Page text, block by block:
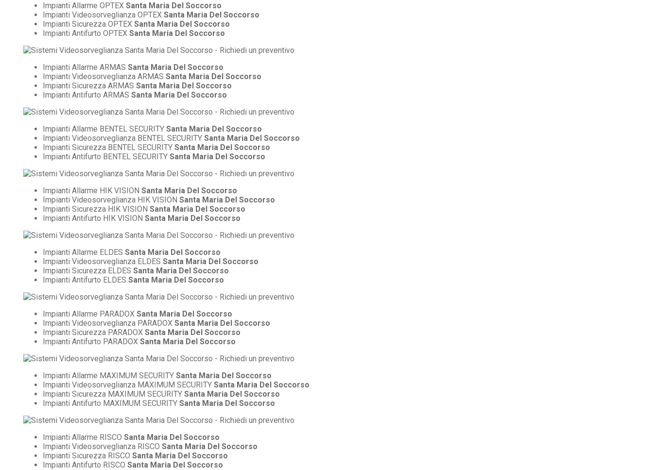
Impianti Allarme OPTEX Santa Maria Del Soccorso
Impianti Videosorveglianza OPTEX Santa Maria Del Soccorso
Impianti Sicurezza OPTEX Santa Maria Del Soccorso
Impianti Antifurto OPTEX Santa Maria Del Soccorso
Impianti Allarme ARMAS Santa Maria Del Soccorso
Impianti Videosorveglianza ARMAS Santa Maria Del Soccorso
Impianti Sicurezza ARMAS Santa Maria Del Soccorso
Impianti Antifurto ARMAS Santa Maria Del Soccorso
Impianti Allarme BENTEL SECURITY Santa Maria Del Soccorso
Impianti Videosorveglianza BENTEL SECURITY Santa Maria Del Soccorso
Impianti Sicurezza BENTEL SECURITY Santa Maria Del Soccorso
Impianti Antifurto BENTEL SECURITY Santa Maria Del Soccorso
Impianti Allarme HIK VISION Santa Maria Del Soccorso
Impianti Videosorveglianza HIK VISION Santa Maria Del Soccorso
Impianti Sicurezza HIK VISION Santa Maria Del Soccorso
Impianti Antifurto HIK VISION Santa Maria Del Soccorso
Impianti Allarme ELDES Santa Maria Del Soccorso
Impianti Videosorveglianza ELDES Santa Maria Del Soccorso
Impianti Sicurezza ELDES Santa Maria Del Soccorso
Impianti Antifurto ELDES Santa Maria Del Soccorso
Impianti Allarme PARADOX Santa Maria Del Soccorso
Impianti Videosorveglianza PARADOX Santa Maria Del Soccorso
Impianti Sicurezza PARADOX Santa Maria Del Soccorso
Impianti Antifurto PARADOX Santa Maria Del Soccorso
Impianti Allarme MAXIMUM SECURITY Santa Maria Del Soccorso
Impianti Videosorveglianza MAXIMUM SECURITY Santa Maria Del Soccorso
Impianti Sicurezza MAXIMUM SECURITY Santa Maria Del Soccorso
Impianti Antifurto MAXIMUM SECURITY Santa Maria Del Soccorso
Impianti Allarme RISCO Santa Maria Del Soccorso
Impianti Videosorveglianza RISCO Santa Maria Del Soccorso
Impianti Sicurezza RISCO Santa Maria Del Soccorso
Impianti Antifurto RISCO Santa Maria Del Soccorso